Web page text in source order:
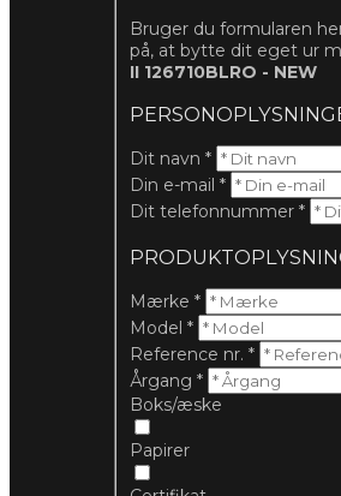
Bruger du formularen
på, at bytte dit eget ur
II 126710BLRO - NEW
Dit navn *
Din e-mail *
Dit telefonnummer *
Mærke *
Model *
Reference nr. *
Årgang *
Boks/æske
Papirer